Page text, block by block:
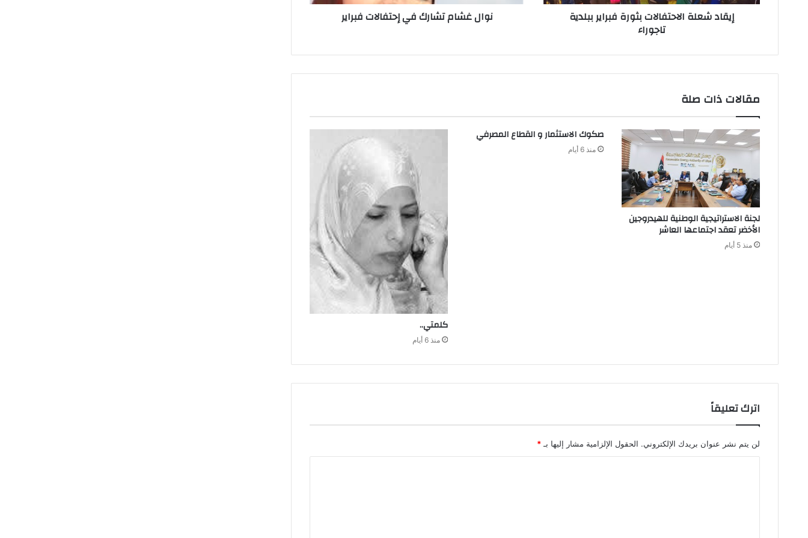
ن
إيقاد شعلة الاحتفالات بثورة فبراير ببلدية
تاجوراء
نوال غشام تشارك في إحتفالات فبراير
مقالات ذات صلة
لجنة الاستراتيجية الوطنية للهيدروجين
الأخضر تعقد اجتماعها العاشر
منذ 5 أيام
صكوك‭ ‬الاستثمار‭ ‬و‭ ‬القطاع‭ ‬المصرفي‭ ‬
منذ 6 أيام
كلمتي‭..‬
منذ 6 أيام
اترك تعليقاً
لن يتم نشر عنوان بريدك الإلكتروني. الحقول الإلزامية مشار إليها بـ *